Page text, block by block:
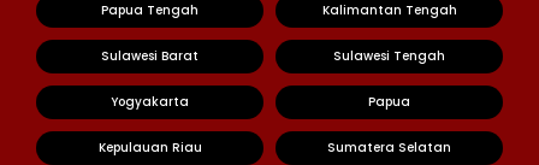
Papua Tengah Kalimantan Tengah
Sulawesi Barat Sulawesi Tengah
Yogyakarta Papua
Kepulauan Riau Sumatera Selatan